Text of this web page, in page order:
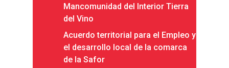
Mancomunidad del Interior Tierra
del Vino
Acuerdo territorial para el Empleo y
el desarrollo local de la comarca
de la Safor